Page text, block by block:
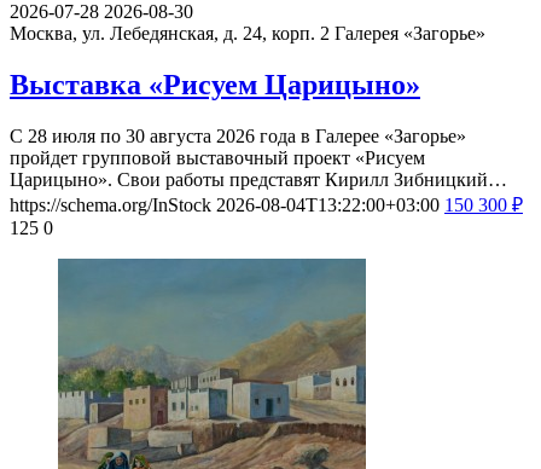
2026-07-28 2026-08-30
Москва, ул. Лебедянская, д. 24, корп. 2 Галерея «Загорье»
Выставка «Рисуем Царицыно»
С 28 июля по 30 августа 2026 года в Галерее «Загорье»
пройдет групповой выставочный проект «Рисуем
Царицыно». Свои работы представят Кирилл Зибницкий…
https://schema.org/InStock 2026-08-04T13:22:00+03:00 150 300 ₽
125 0